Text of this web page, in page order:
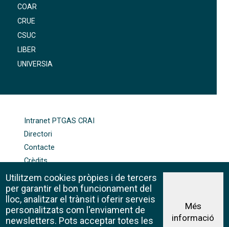
COAR
CRUE
CSUC
LIBER
UNIVERSIA
Intranet PTGAS CRAI
Directori
Contacte
Crèdits
Mapa web
Política de galetes
Avís legal
Utilitzem cookies pròpies i de tercers
per garantir el bon funcionament del
lloc, analitzar el trànsit i oferir serveis
personalitzats com l'enviament de
newsletters. Pots acceptar totes les
Més
informació